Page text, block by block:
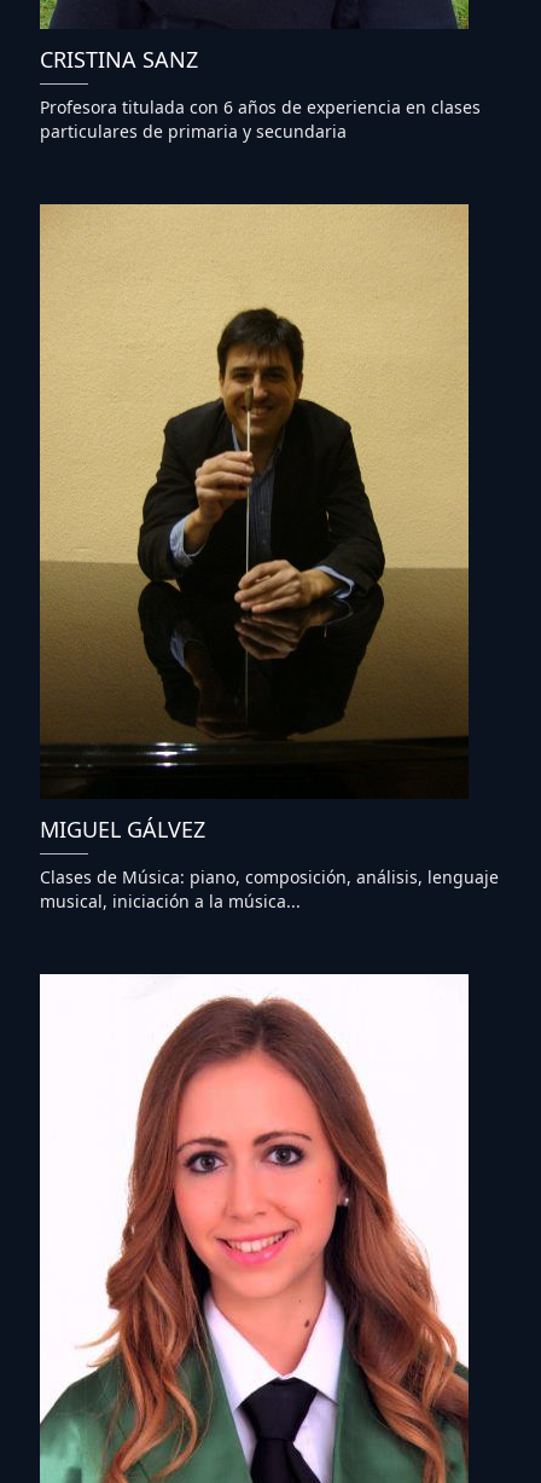
CRISTINA SANZ
Profesora titulada con 6 años de experiencia en clases
particulares de primaria y secundaria
MIGUEL GÁLVEZ
Clases de Música: piano, composición, análisis, lenguaje
musical, iniciación a la música...